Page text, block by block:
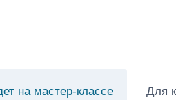
на мастер-классе Для